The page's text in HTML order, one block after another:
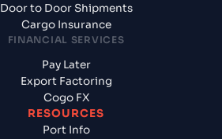
Door to Door Shipments
Cargo Insurance
FINANCIAL SERVICES
Pay Later
Export Factoring
Cogo FX
RESOURCES
Port Info